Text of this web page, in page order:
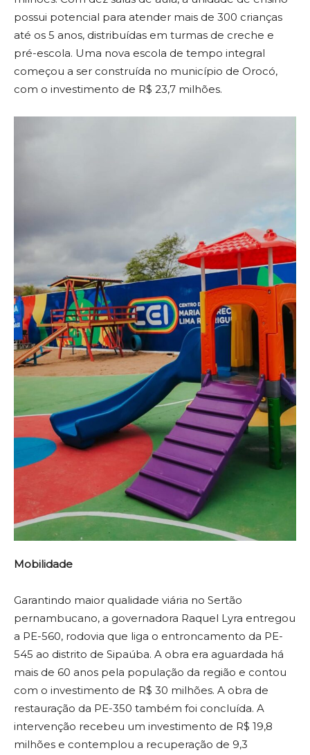
possui potencial para atender mais de 300 crianças
até os 5 anos, distribuídas em turmas de creche e
pré-escola. Uma nova escola de tempo integral
começou a ser construída no município de Orocó,
com o investimento de R$ 23,7 milhões.
Mobilidade
Garantindo maior qualidade viária no Sertão
pernambucano, a governadora Raquel Lyra entregou
a PE-560, rodovia que liga o entroncamento da PE-
545 ao distrito de Sipaúba. A obra era aguardada há
mais de 60 anos pela população da região e contou
com o investimento de R$ 30 milhões. A obra de
restauração da PE-350 também foi concluída. A
intervenção recebeu um investimento de R$ 19,8
milhões e contemplou a recuperação de 9,3